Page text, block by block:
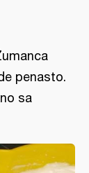
penasto.
sa